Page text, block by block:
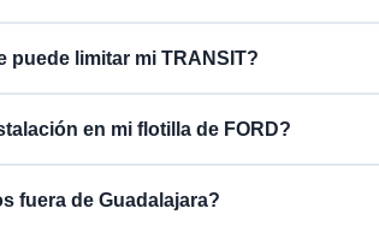
puede limitar mi TRANSIT?
en mi flotilla de FORD?
fuera de Guadalajara?